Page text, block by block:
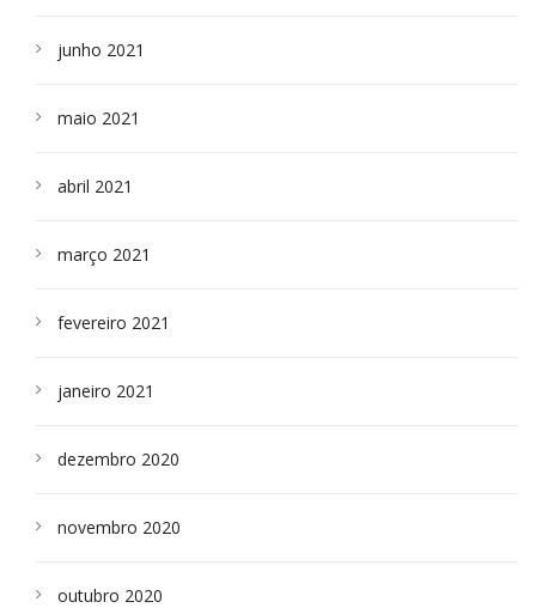
junho 2021
maio 2021
abril 2021
março 2021
fevereiro 2021
janeiro 2021
dezembro 2020
novembro 2020
outubro 2020